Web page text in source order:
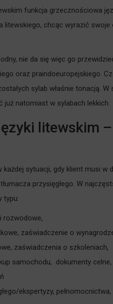
funkcja grzecznościowa
chcąc wyrazić
nie da się więc go
oraz praindoeuropejskiego.
sylab właśnie tonacją.
natomiast w sylabach lekkich.
litewskim
sytuacji, gdy klient musi
przysięgłego. W
typu:
rozwodowe,
zaświadczenie o
zaświadczenia o szkoleniach,
samochodu, dokumenty celne,
ekspertyzy, pełnomocnictwa,